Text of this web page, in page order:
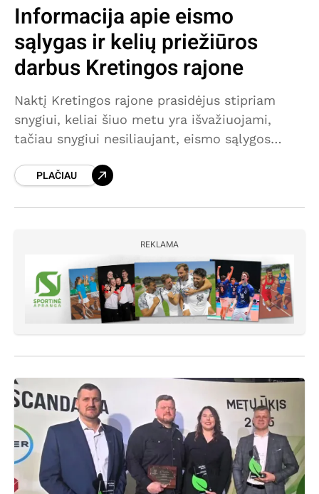
Informacija apie eismo
sąlygas ir kelių priežiūros
darbus Kretingos rajone
Naktį Kretingos rajone prasidėjus stipriam
snygiui, keliai šiuo metu yra išvažiuojami,
tačiau snygiui nesiliaujant, eismo sąlygos
Kretingos miesto ir rajono seniūnijose į kelius
PLAČIAU
REKLAMA